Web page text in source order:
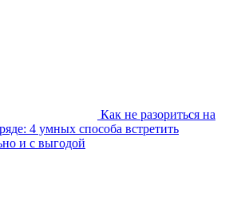
Как не разориться на
4 умных способа встретить
и с выгодой